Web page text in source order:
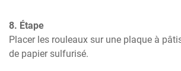
8. Étape
Placer les rouleaux sur une plaque à
de papier sulfurisé.